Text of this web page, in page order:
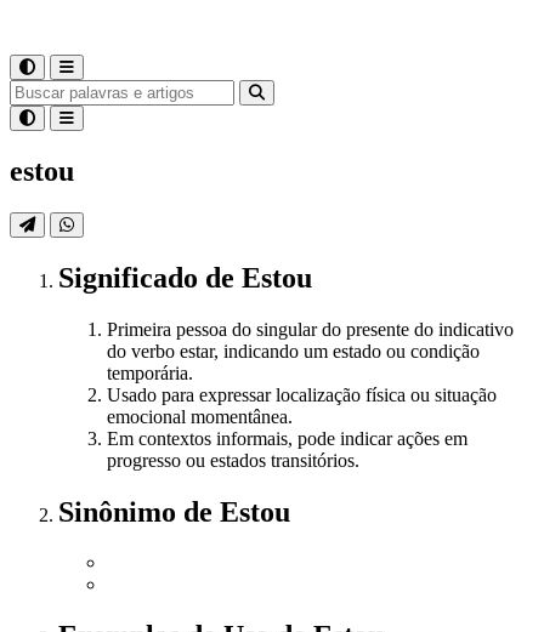
estou
Significado de Estou
Primeira pessoa do singular do presente do indicativo
do verbo estar, indicando um estado ou condição
temporária.
Usado para expressar localização física ou situação
emocional momentânea.
Em contextos informais, pode indicar ações em
progresso ou estados transitórios.
Sinônimo de Estou